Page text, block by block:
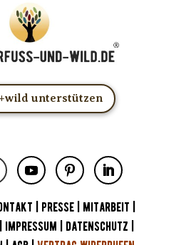
unterstützen
PRESSE| MITARBEIT
IMPRESSUM DATENSCHUTZ